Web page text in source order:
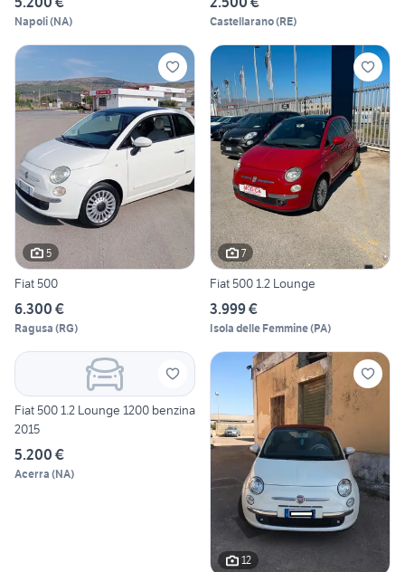
Napoli(NA) Castellarano(RE)
5
Fiat 500
6.300 €
Ragusa (RG)
7
Fiat 500 1.2 Lounge
3.999 €
Isola delle Femmine(PA)
Fiat 500 1.2 Lounge 1200 benzina
2015
5.200 €
Acerra (NA)
12